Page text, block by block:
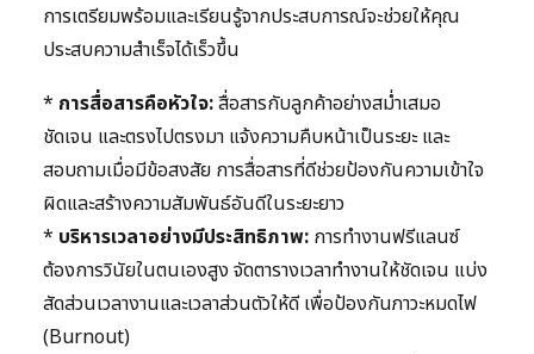
การเตรียมพร้อมและเรียนรู้จากประสบการณ์จะช่วยให้คุณ
ประสบความสำเร็จได้เร็วขึ้น
* การสื่อสารคือหัวใจ:สื่อสารกับลูกค้าอย่างสม่ำเสมอ
ชัดเจน และตรงไปตรงมา แจ้งความคืบหน้าเป็นระยะ และ
สอบถามเมื่อมีข้อสงสัย การสื่อสารที่ดีช่วยป้องกันความเข้าใจ
ผิดและสร้างความสัมพันธ์อันดีในระยะยาว
* บริหารเวลาอย่างมีประสิทธิภาพ: การทำงานฟรีแลนซ์
ต้องการวินัยในตนเองสูง จัดตารางเวลาทำงานให้ชัดเจน แบ่ง
สัดส่วนเวลางานและเวลาส่วนตัวให้ดี เพื่อป้องกันภาวะหมดไฟ
(Burnout)